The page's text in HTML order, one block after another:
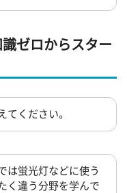
ゼロからスター
てください。
は蛍光灯などに使う
く違う分野を学んで